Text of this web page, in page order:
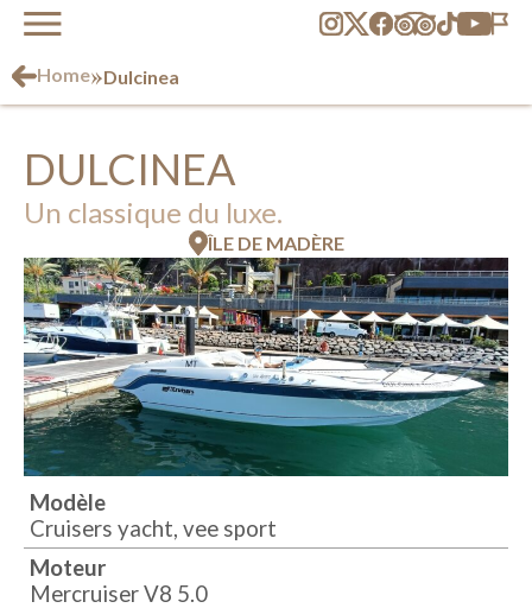
Home»Dulcinea
DULCINEA
Un classique du luxe.
ÎLE DE MADÈRE
Modèle
Cruisers yacht, vee sport
Moteur
Mercruiser V8 5.0